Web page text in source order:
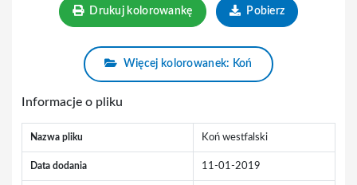
Drukuj kolorowankę Pobierz
Więcej kolorowanek: Koń
Informacje o pliku
Nazwa pliku Koń westfalski
Data dodania 11-01-2019